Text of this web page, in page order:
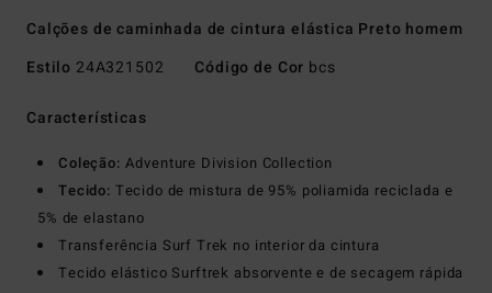
Calções de caminhada de cintura elástica Preto homem
Estilo 24A321502 Código de Cor bcs
Características
Coleção: Adventure Division Collection
Tecido: Tecido de mistura de 95% poliamida reciclada e
5% de elastano
Transferência Surf Trek no interior da cintura
Tecido elástico Surftrek absorvente e de secagem rápida